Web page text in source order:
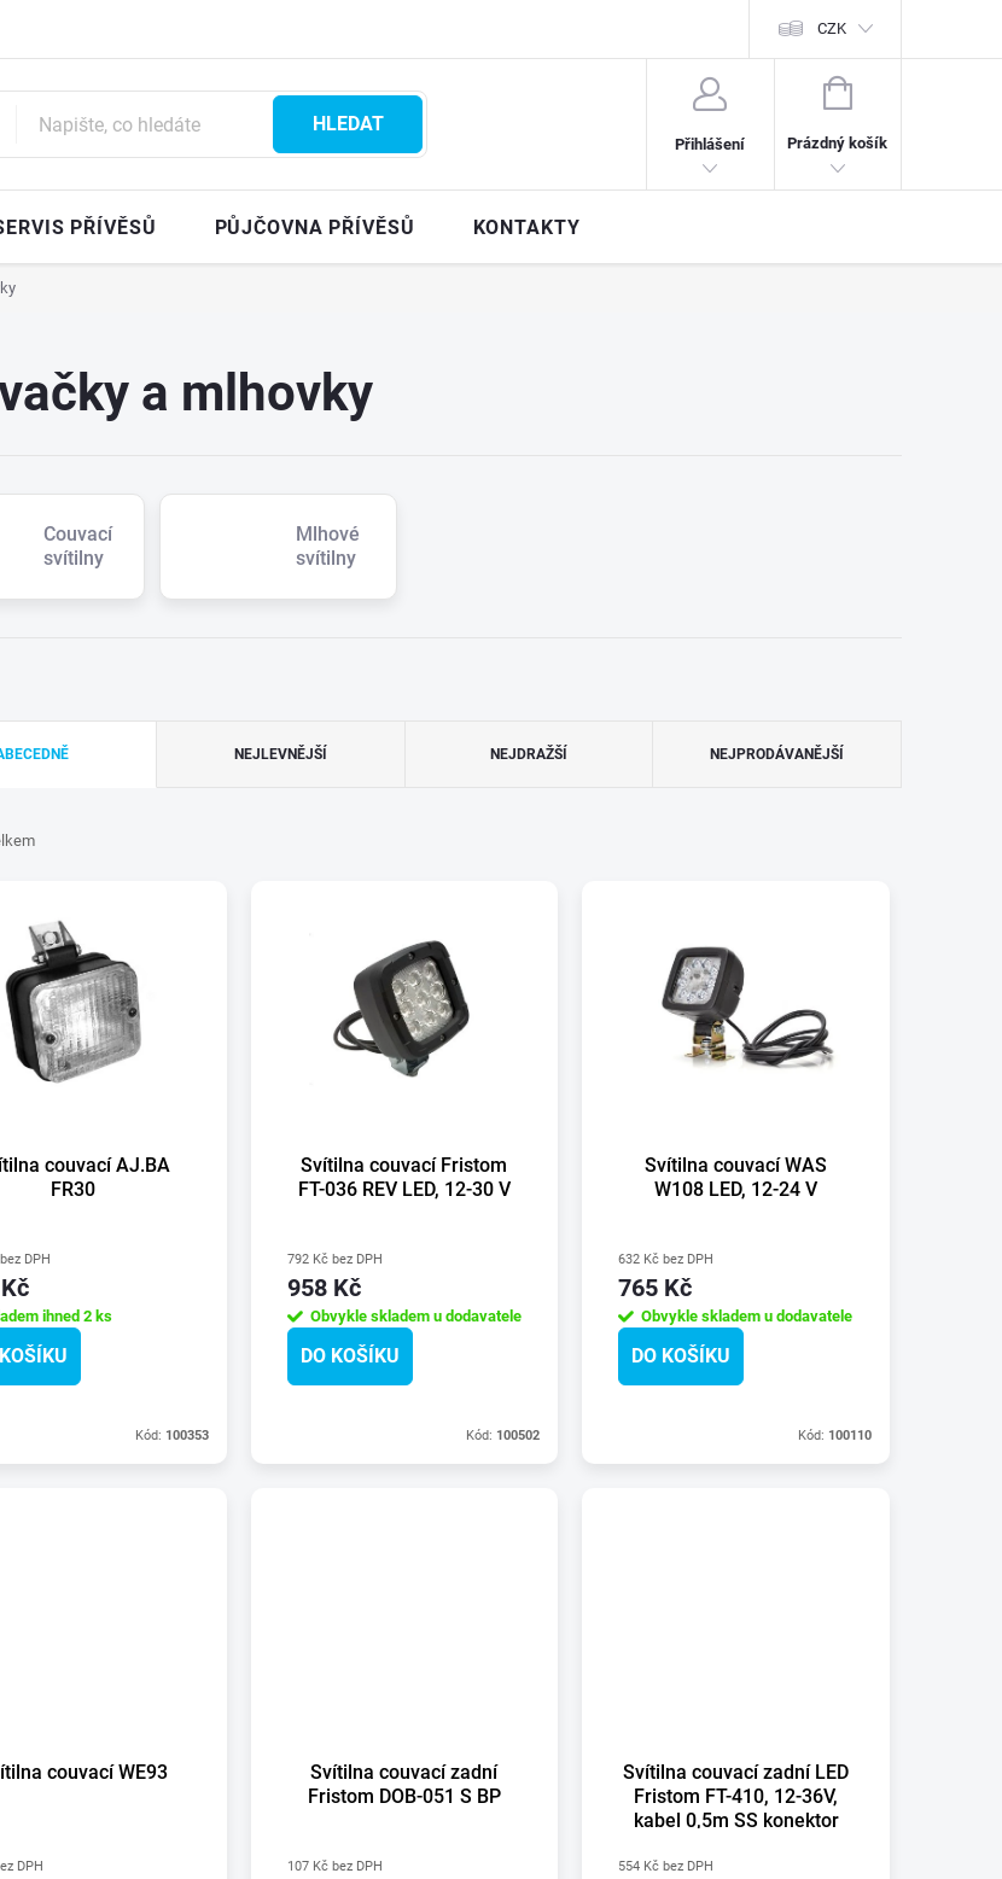
CZK
HLEDAT
Přihlášení
NÁKUPNÍ
Prázdný košík
PŘÍVĚSŮ PŮJČOVNA PŘÍVĚSŮ KONTAKTY
a mlhovky
Couvací
svítilny
Mlhové
svítilny
NEJLEVNĚJŠÍ NEJDRAŽŠÍ NEJPRODÁVANĚJŠÍ
couvací AJ.BA
FR30
DPH
ihned 2 ks
Kód: 100353
Svítilna couvací Fristom
FT-036 REV LED, 12-30 V
792 Kč bez DPH
958 Kč
Obvykle skladem u dodavatele
DO KOŠÍKU
Kód: 100502
Svítilna couvací WAS
W108 LED, 12-24 V
632 Kč bez DPH
765 Kč
Obvykle skladem u dodavatele
DO KOŠÍKU
Kód: 100110
couvací WE93
DPH
Svítilna couvací zadní
Fristom DOB-051 S BP
107 Kč bez DPH
Svítilna couvací zadní LED
Fristom FT-410, 12-36V,
kabel 0,5m SS konektor
554 Kč bez DPH